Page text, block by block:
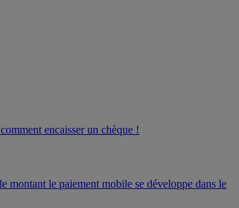
encaisser un chèque !
montant le paiement mobile se développe dans le